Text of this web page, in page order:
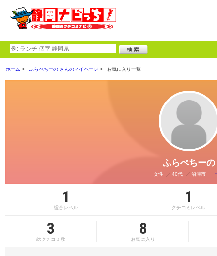
ホーム ふらぺちーの さんのマイページ お気に入り一覧
ふらぺちーの
女性 40代 沼津市
1
総合レベル
1
クチコミレベル
3
総クチコミ数
8
お気に入り